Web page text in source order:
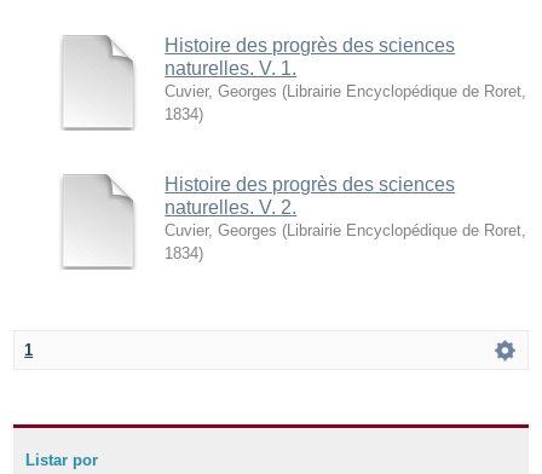
Histoire des progrès des sciences
naturelles. V. 1.
Cuvier, Georges ( Librairie Encyclopédique de Roret
1834)
Histoire des progrès des sciences
naturelles. V. 2.
Cuvier, Georges ( Librairie Encyclopédique de Roret
1834)
1
Listar por